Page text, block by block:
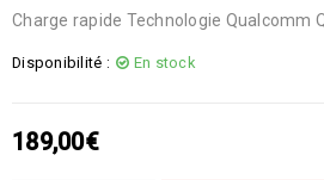
Charge rapide Technologie Qualcomm
Disponibilité : En stock
189,00€